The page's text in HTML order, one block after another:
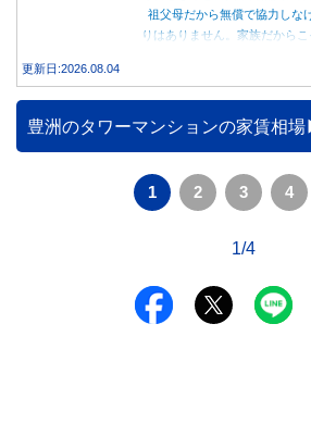
祖父母だから無償で協力しな
りはありません。家族だから
更新日:2026.08.04
豊洲のタワーマンションの家賃相場
1 2 3 4
1/4